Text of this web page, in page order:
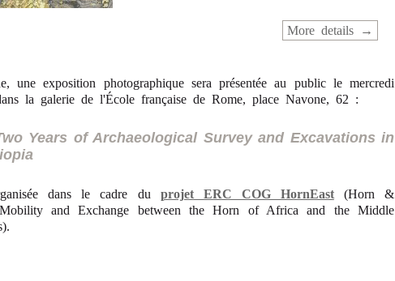
More details
une exposition photographique sera présentée au public le mercredi
la galerie de l'École française de Rome, place Navone, 62 :
Years of Archaeological Survey and Excavations in
dans le cadre du projet ERC COG HornEast(Horn &
Mobility and Exchange between the Horn of Africa and the Middle